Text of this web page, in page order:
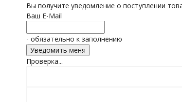
Вы получите уведомление о поступлении
Ваш E-Mail
- обязательно к заполнению
Проверка...